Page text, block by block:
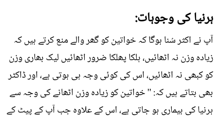
ہرنیا کی وجوہات:
آپ نے اکثر سُنا ہوگا کہ خواتین کو گھر والے منع کرتے ہیں کہ
زیادہ وزن نہ اٹھائیں، ہلکا پھلکا ضرور اٹھائیں لیک بھاری وزن
کو کبھی نہ اٹھائیں، اس کی کوئی وجہ ہی ہوتی ہے، اور ڈاکٹر
بھی بتاتے ہیں کہ: '' خواتین کو زیادہ وزن اٹھانے کی وجہ سے
ہرنیا کی بیماری ہو جاتی ہے، اس کے علاوہ جب آپ کے پیٹ کے